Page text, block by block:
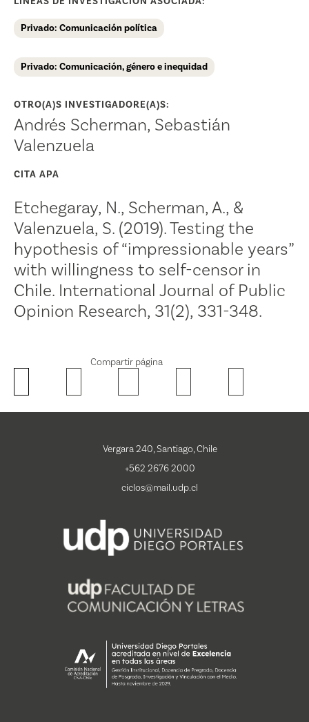
Privado: Comunicación política
Privado: Comunicación, género e inequidad
OTRO(A)S INVESTIGADORE(A)S:
Andrés Scherman, Sebastián
Valenzuela
CITA APA
Etchegaray, N., Scherman, A., &
Valenzuela, S. (2019). Testing the
hypothesis of “impressionable years”
with willingness to self-censor in
Chile. International Journal of Public
Opinion Research, 31(2), 331-348.
Compartir página
Vergara 240, Santiago, Chile
+562 2676 2000
ciclos@mail.udp.cl